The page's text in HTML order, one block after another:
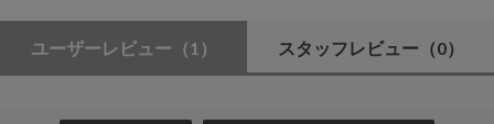
ユーザーレビュー （1） スタッフレビュー （0）